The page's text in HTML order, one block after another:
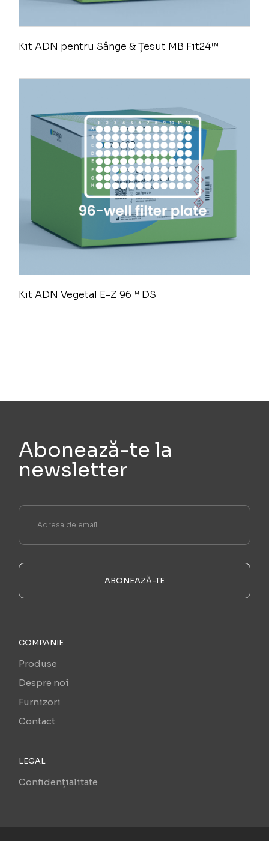
Kit ADN pentru Sânge & Țesut MB Fit24™
Kit ADN Vegetal E-Z 96™ DS
Abonează-te la
newsletter
ABONEAZĂ-TE
COMPANIE
Produse
Despre noi
Furnizori
Contact
LEGAL
Confidențialitate